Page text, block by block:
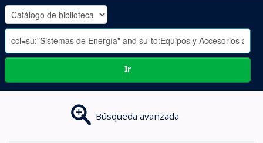
OLADE
-
Ir
Búsqueda avanzada